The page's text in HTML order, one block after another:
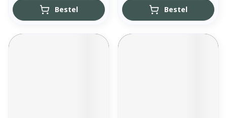
Bestel Bestel